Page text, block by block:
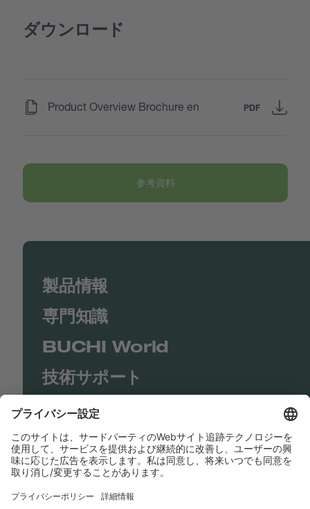
ダウンロード
Product Overview Brochure en PDF
参考資料
製品情報
専門知識
BUCHI World
技術サポート
Shop
Contact us